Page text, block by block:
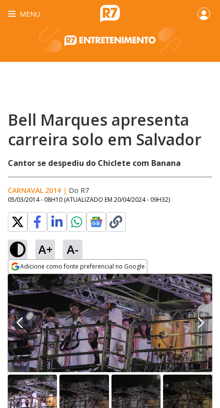
MENU
Bell Marques apresenta
carreira solo em Salvador
Cantor se despediu do Chiclete com Banana
CARNAVAL 2014 | Do R7
05/03/2014 - 08H10 (ATUALIZADO EM 20/04/2024 - 09H32)
A+ A-
Adicione como fonte preferencial no Google
Opens in new window